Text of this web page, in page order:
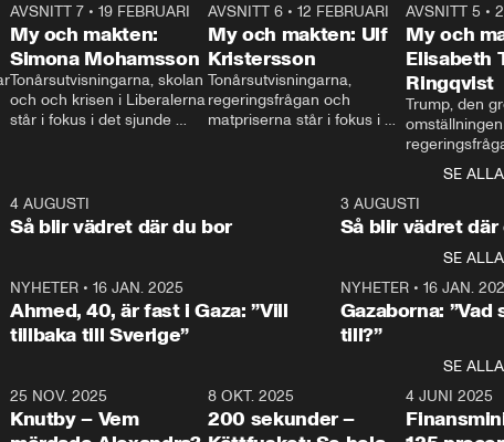
24:30
AVSNITT 7• 19 FEBRUARI
My och makten:
Simona Mohamsson
Tonårsutvisningarna, skolan
och och krisen i Liberalerna
står i fokus i det sjunde
kommentator My
Rohwedder ställer
utbildnings- och
Mohamsson till svars.
27:30
AVSNITT 6 •12 FEBRUARI
My och makten: Ulf
Kristersson
Tonårsutvisningarna,
regeringsfrågan och
matpriserna står i fokus i
Rohwedder ställer
statsminister Ulf Kristersson
AVSNITT 5 •
My och
Elisabeth
Ringqvist
Trump, den
centrum i
avsnittet av
Makten”. Se
Aftonbladets
Rohwedder
Thand Ring
SE ALLA
4 AUGUSTI
Så blir vädret där du bor
3 AUGUSTI
Så blir vädret där
SE ALLA
NYHETER• 16 JAN. 2025
Ahmed, 40, är fast i Gaza: ”Vill
tillbaka till Sverige”
NYHETER• 16 JAN.
Gazaborna:
till?”
SE ALLA
31:05
25 NOV. 2025
Knutby – Vem
4:29
8 OKT. 2025
200 sekunder –
4 JUNI 2025